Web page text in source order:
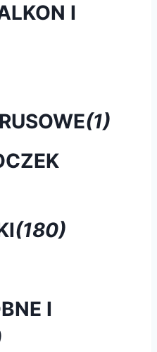
I
(1)
(180)
I